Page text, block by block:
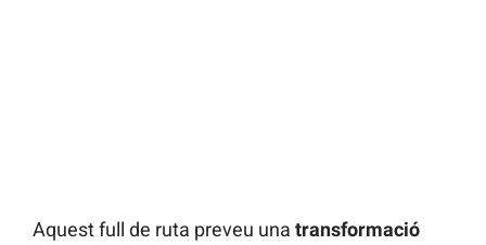
Aquest full de ruta preveu una transformació